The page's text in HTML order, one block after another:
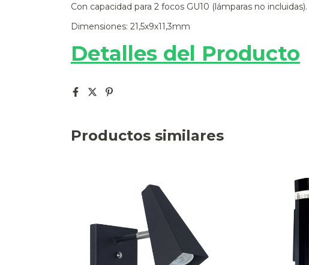
Con capacidad para 2 focos GU10 (lámparas no incluidas).
Dimensiones: 21,5x9x11,3mm
Detalles del Producto
Productos similares